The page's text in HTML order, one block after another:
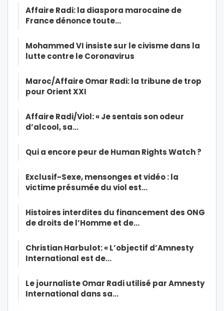
Affaire Radi: la diaspora marocaine de
France dénonce toute…
Mohammed VI insiste sur le civisme dans la
lutte contre le Coronavirus
Maroc/Affaire Omar Radi: la tribune de trop
pour Orient XXI
Affaire Radi/Viol: « Je sentais son odeur
d’alcool, sa…
Qui a encore peur de Human Rights Watch ?
Exclusif-Sexe, mensonges et vidéo : la
victime présumée du viol est…
Histoires interdites du financement des ONG
de droits de l’Homme et de…
Christian Harbulot: « L’objectif d’Amnesty
International est de…
Le journaliste Omar Radi utilisé par Amnesty
International dans sa…